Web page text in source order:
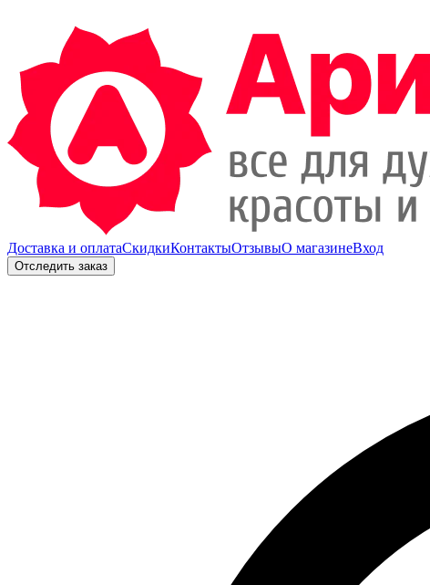
Доставка и оплатаСкидкиКонтактыОтзывыО магазинеВход
Отследить заказ